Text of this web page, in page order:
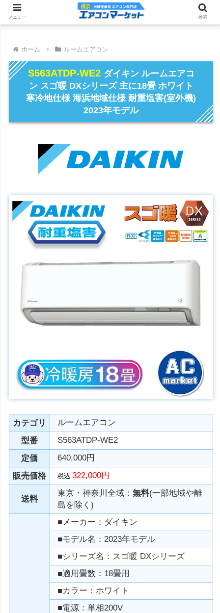
ホーム ルームエアコン
S563ATDP-WE2 ダイキン ルームエアコ
ン スゴ暖 DXシリーズ 主に18畳 ホワイト
寒冷地仕様 海浜地域仕様 耐重塩害(室外機)
2023年モデル
カテゴリ
ルームエアコン
型番
S563ATDP-WE2
定価
640,000円
販売価格
税込322,000円
送料
東京・神奈川全域：無料(一部地域や離
島を除く)
■メーカー：ダイキン
■モデル名：2023年モデル
■シリーズ名：スゴ暖 DXシリーズ
■適用畳数：18畳用
■カラー：ホワイト
■電源：単相200V
メニュー 検索